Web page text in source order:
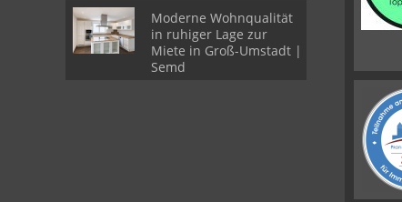
Moderne Wohnqualität
in ruhiger Lage zur
Miete in Groß-Umstadt |
Semd